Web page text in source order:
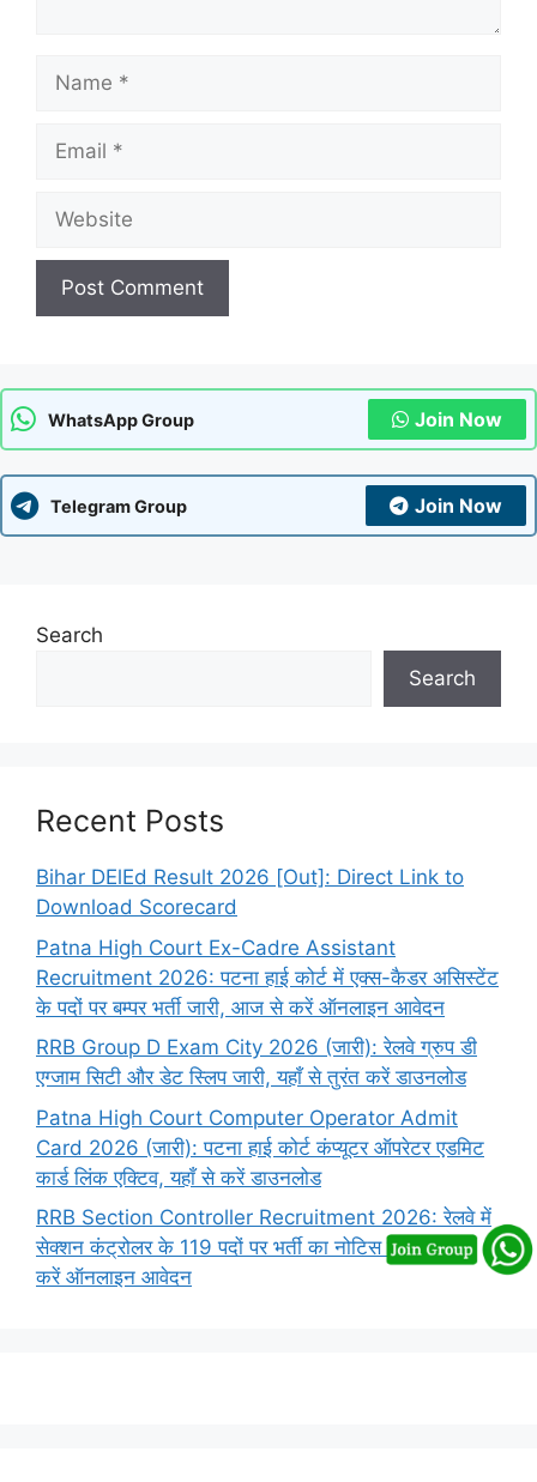
Name
Email
Website
WhatsApp Group Join Now
Telegram Group Join Now
Search
Search
Recent Posts
Bihar DElEd Result 2026 [Out]: Direct Link to
Download Scorecard
Patna High Court Ex-Cadre Assistant
Recruitment 2026: पटना हाई कोर्ट में एक्स-कैडर असिस्टेंट
के पदों पर बम्पर भर्ती जारी, आज से करें ऑनलाइन आवेदन
RRB Group D Exam City 2026 (जारी): रेलवे ग्रुप डी
एग्जाम सिटी और डेट स्लिप जारी, यहाँ से तुरंत करें डाउनलोड
Patna High Court Computer Operator Admit
Card 2026 (जारी): पटना हाई कोर्ट कंप्यूटर ऑपरेटर एडमिट
कार्ड लिंक एक्टिव, यहाँ से करें डाउनलोड
RRB Section Controller Recruitment 2026: रेलवे में
सेक्शन कंट्रोलर के 119 पदों पर भर्ती का नोटिस जारी, यहाँ से
करें ऑनलाइन आवेदन